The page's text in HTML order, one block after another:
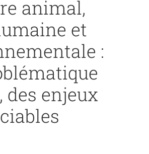
animal,
et
:
des enjeux